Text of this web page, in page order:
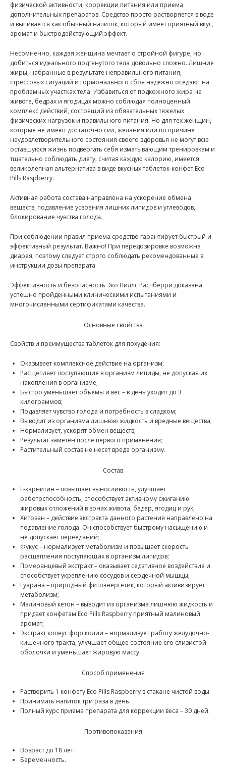
физической активности, коррекции питания или приема
дополнительных препаратов. Средство просто растворяется в воде
и выпивается как обычный напиток, который имеет приятный вкус,
аромат и быстродействующий эффект.
Несомненно, каждая женщина мечтает о стройной фигуре, но
добиться идеального подтянутого тела довольно сложно. Лишние
жиры, набранные в результате неправильного питания,
стрессовых ситуаций и гормонального сбоя надежно оседают на
проблемных участках тела. Избавиться от подкожного жира на
животе, бедрах и ягодицах можно соблюдая полноценный
комплекс действий, состоящий из обязательных тяжелых
физических нагрузок и правильного питания. Но для тех женщин,
которые не имеют достаточно сил, желания или по причине
неудовлетворительного состояния своего здоровья не могут всю
оставшуюся жизнь подвергать себя изматывающим тренировкам и
тщательно соблюдать диету, считая каждую калорию, имеется
великолепная альтернатива в виде вкусных таблеток-конфет Eco
Pills Raspberry.
Активная работа состава направлена на ускорение обмена
веществ, подавление усвоения лишних липидов и углеводов,
блокирование чувства голода.
При соблюдении правил приема средство гарантирует быстрый и
эффективный результат. Важно! При передозировке возможна
диарея, поэтому следует строго соблюдать рекомендованные в
инструкции дозы препарата.
Эффективность и безопасность Эко Пиллс Распберри доказана
успешно пройденными клиническими испытаниями и
многочисленными сертификатами качества.
Основные свойства
Свойств и преимущества таблеток для похудения:
Оказывает комплексное действие на организм;
Расщепляет поступающие в организм липиды, не допуская их
накопления в организме;
Быстро уменьшает объемы и вес – в день уходит до 3
килограммов;
Подавляет чувство голода и потребность в сладком;
Выводит из организма лишнюю жидкость и вредные вещества;
Нормализует, ускорят обмен веществ;
Результат заметен после первого применения;
Растительный состав не несет вреда организму.
Состав
L-карнитин – повышает выносливость, улучшает
работоспособность, способствует активному сжиганию
жировых отложений в зонах живота, бедер, ягодиц и рук;
Хитозан – действие экстракта данного растения направлено на
подавление голода. Он способствует быстрому насыщению и
не допускает перееданий;
Фукус – нормализует метаболизм и повышает скорость
расщепления поступающих в организм липидов;
Померанцевый экстракт – оказывает седативное воздействие и
способствует укреплению сосудов и сердечной мышцы;
Гуарана – природный фитоэнергетик, который активизирует
метаболизм;
Малиновый кетон – выводит из организма лишнюю жидкость и
придает конфетам Eco Pills Raspberry приятный малиновый
аромат;
Экстракт колеус форсколии – нормализует работу желудочно-
кишечного тракта, улучшает общее состояние его слизистой
оболочки и уменьшает жировую массу.
Способ применения
Растворить 1 конфету Eco Pills Raspberry в стакане чистой воды.
Принимать напиток три раза в день.
Полный курс приема препарата для коррекции веса – 30 дней.
Противопоказания
Возраст до 18 лет.
Беременность.